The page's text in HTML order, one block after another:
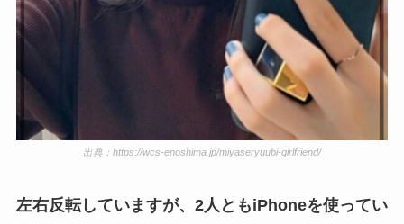
出典：https://wcs-enoshima.jp/miyaseryuubi-girlfriend/
左右反転していますが、2人ともiPhoneを使ってい